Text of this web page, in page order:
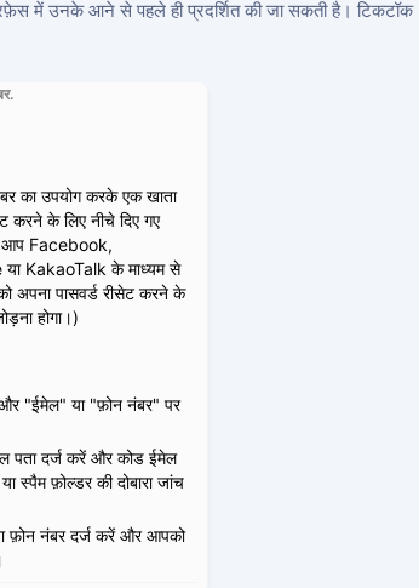
में उनके आने से पहले ही प्रदर्शित की जा सकती है। टिकटॉक
का उपयोग करके एक खाता
करने के लिए नीचे दिए गए
आप Facebook,
KakaoTalk के माध्यम से
अपना पासवर्ड रीसेट करने के
होगा।)
"ईमेल" या "फ़ोन नंबर" पर
पता दर्ज करें और कोड ईमेल
स्पैम फ़ोल्डर की दोबारा जांच
फ़ोन नंबर दर्ज करें और आपको